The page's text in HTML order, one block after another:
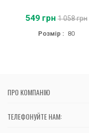
549 грн 1 058 грн
Розмір : 80
ПРО КОМПАНІЮ
ТЕЛЕФОНУЙТЕ НАМ: